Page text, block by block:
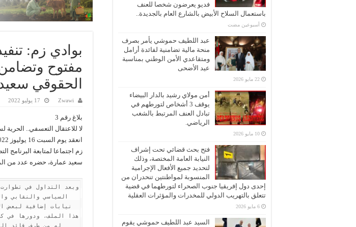
بوادي زم:
مفتوح
الحقوقي
Zwawi 17 يوليو 2022
بلاغ رقم 3
لا للاعتقال التعسفي.. الحرية
زم اجتماعا لمتابعة البرنامج
سعيد عمارة، حضره عدد من
فديو يعرضون شخصا للعنف
باستعمال السلاح الأبيض بالشارع العام بالجديدة..
‏أسبوعين مضت
عبد اللطيف حموشي يأمر بصرف
منحة مالية تضامنية لفائدة أرامل
ومتقاعدي الأمن الوطني بمناسبة
عيد الأضحى
22 مايو 2026
أمن مولاي رشيد بالدار البيضاء
يوقف 3 أشخاص لتورطهم في
تبادل العنف المرتبط بالشغب
الرياضي.
10 مايو 2026
فتح بحث قضائي تحت إشراف
النيابة العامة المختصة، وذلك
لتحديد جميع الأفعال الإجرامية
المنسوبة لمواطنتين تنحدران من
إحدى دول إفريقيا جنوب الصحراء لتورطهما في قضية
تتعلق بالتهريب الدولي للمخدرات والمؤثرات العقلية
6 مايو 2026
السيد عبد اللطيف حموشي يقوم